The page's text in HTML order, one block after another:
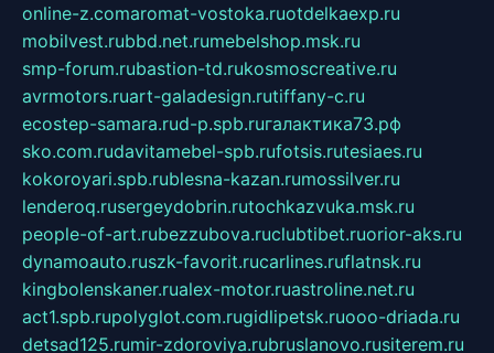
online-z.comaromat-vostoka.ruotdelkaexp.ru
mobilvest.rubbd.net.rumebelshop.msk.ru
smp-forum.rubastion-td.rukosmoscreative.ru
avrmotors.ruart-galadesign.rutiffany-c.ru
ecostep-samara.rud-p.spb.ruгалактика73.рф
sko.com.rudavitamebel-spb.rufotsis.rutesiaes.ru
kokoroyari.spb.rublesna-kazan.rumossilver.ru
lenderoq.rusergeydobrin.rutochkazvuka.msk.ru
people-of-art.rubezzubova.ruclubtibet.ruorior-aks.ru
dynamoauto.ruszk-favorit.rucarlines.ruflatnsk.ru
kingbolenskaner.rualex-motor.ruastroline.net.ru
act1.spb.rupolyglot.com.rugidlipetsk.ruooo-driada.ru
detsad125.rumir-zdoroviya.rubruslanovo.rusiterem.ru